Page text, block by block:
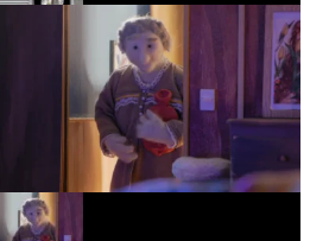
Estudo mostra que declínio funcional
em idosos começa uma década mais
cedo no Brasil do que na Europa